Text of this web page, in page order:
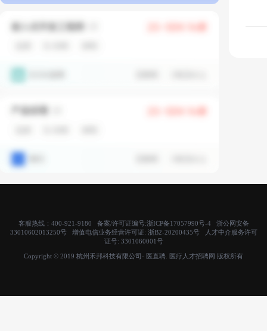
客服热线：400-921-9180 备案/许可证编号:浙ICP备17057990号-4浙公网安备
33010602013250号 增值电信业务经营许可证: 浙B2-20200435号人才中介服务许可
证号: 3301060001号
Copyright © 2019 杭州禾邦科技有限公司- 医直聘. 医疗人才招聘网 版权所有